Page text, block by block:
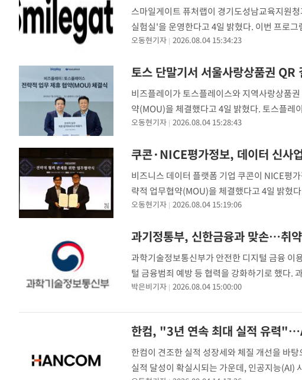
스마일게이트 퓨처랩이 경기도성남교육지원
실험실'을 운영한다고 4일 밝혔다. 이번 프로
역 청소년에게 디지털 메이커 교육을 제공하기
오동현기자 2026.08.04 15:34:23
토스 단말기서 서울사랑상품권
비즈플레이가 토스플레이스와 지역사랑상품
약(MOU)을 체결했다고 4일 밝혔다. 토스플레
자회사다. 이번 협약은 비즈플레이가 서울, 익
오동현기자 2026.08.04 15:28:43
쿠콘·NICE평가정보, 데이터 신사
비즈니스 데이터 플랫폼 기업 쿠콘이 NICE평
략적 업무협약(MOU)을 체결했다고 4일 밝혔
(API) 유통 역량과 NICE평가정보의 신용평가,
오동현기자 2026.08.04 15:19:06
과기정통부, 신한금융과 맞손…취
과학기술정보통신부가 안전한 디지털 금융 이
털 금융범죄 예방 등 협력을 강화하기로 했다.
지능(AI) 역량 강화 및 안전한 디지털 금융 이
박은비기자 2026.08.04 15:00:00
한컴, "3년 연속 최대 실적 유력
한컴이 견조한 실적 성장세와 체질 개선을 바
실적 달성이 확실시되는 가운데, 인공지능(AI)